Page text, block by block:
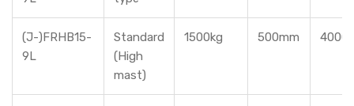
(J-)FRHB15-
9L
Standard
(High
mast)
1500kg 500mm